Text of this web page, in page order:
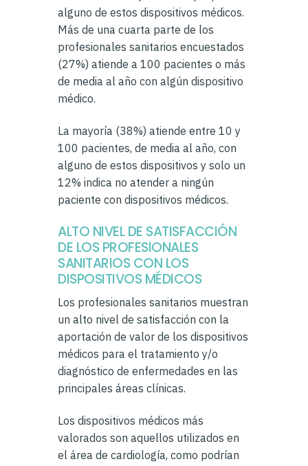
alguno de estos dispositivos médicos.
Más de una cuarta parte de los
profesionales sanitarios encuestados
(27%) atiende a 100 pacientes o más
de media al año con algún dispositivo
médico.
La mayoría (38%) atiende entre 10 y
100 pacientes, de media al año, con
alguno de estos dispositivos y solo un
12% indica no atender a ningún
paciente con dispositivos médicos.
ALTO NIVEL DE SATISFACCIÓN
DE LOS PROFESIONALES
SANITARIOS CON LOS
DISPOSITIVOS MÉDICOS
Los profesionales sanitarios muestran
un alto nivel de satisfacción con la
aportación de valor de los dispositivos
médicos para el tratamiento y/o
diagnóstico de enfermedades en las
principales áreas clínicas.
Los dispositivos médicos más
valorados son aquellos utilizados en
el área de cardiología, como podrían